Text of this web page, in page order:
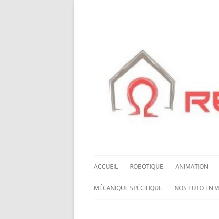
ACCUEIL ROBOTIQUE
NOS ROBOTS
ANIMATION
HALLOWING M0
MÉCANIQUE SPÉCIFIQUE NOS TUTO EN